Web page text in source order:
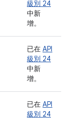
級別 24
中新
增。
已在 API
級別 24
中新
增。
已在 API
級別 24